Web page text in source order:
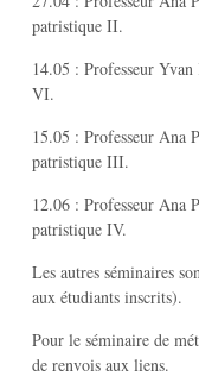
patristique II.
14.05 : Professeur
VI.
15.05 : Professeur Ana
patristique III.
12.06 : Professeur Ana
patristique IV.
Les autres séminaires
aux étudiants inscrits).
Pour le séminaire de
de renvois aux liens.